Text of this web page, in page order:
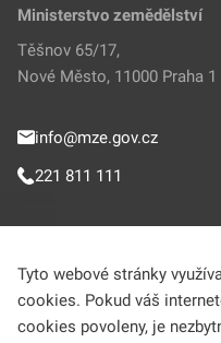
Ministerstvo zemědělství
Těšnov 65/17,
Nové Město, 11000 Praha 1
info@mze.gov.cz
221 811 111
Helpdesk (Portál farmáře)
Tyto webové stránky
cookies. Pokud váš
cookies povoleny, je